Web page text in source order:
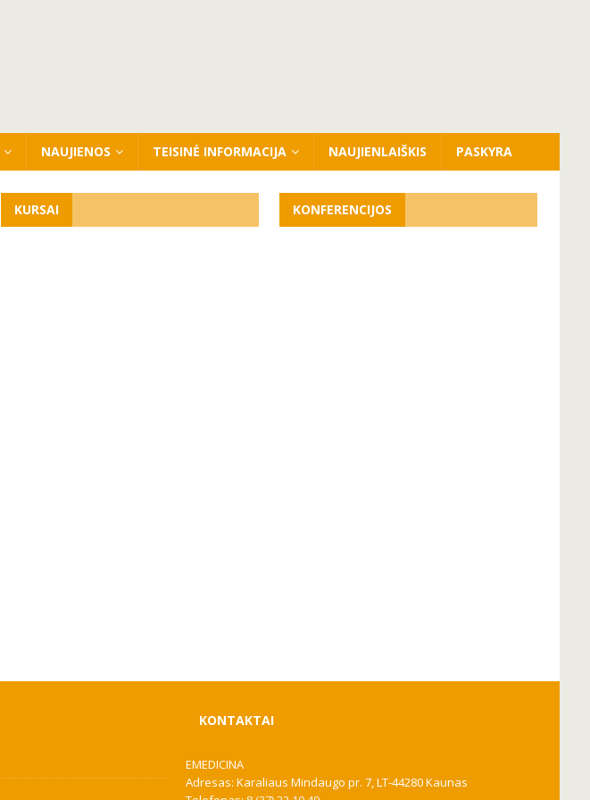
NAUJIENOS TEISINĖ INFORMACIJA NAUJIENLAIŠKIS PASKYRA
KURSAI KONFERENCIJOS
KONTAKTAI
EMEDICINA
Adresas: Karaliaus Mindaugo pr. 7, LT-44280 Kaunas